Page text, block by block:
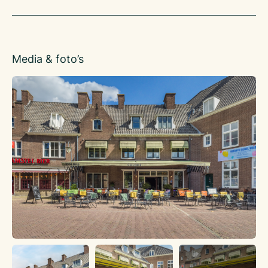
aandacht aan vegetarische, veganistische en glutenvrije
keuken en gastvrije bediening, maakt Colors World Food
geliefd bij zowel studenten en internationale bezoekers als
gezinnen en vaste gasten uit de regio.
De kleurrijke inrichting en het ruime terras versterken de
internationale uitstraling en maken het restaurant geschikt
voor zowel een intiem diner als grotere gezelschappen.
Het terras beschikt over ca. 60 zitplaatsen en heeft als groot
pluspunt dat er bijna de hele dag zon aanwezig is, waardoor
het een geliefde plek is voor lunch, diner en borrel.
Colors World Food is geopend van donderdag tot en met
maandag van 11:00 tot 22:00 uur (keuken tot 21:00 uur) en
gesloten op dinsdag en woensdag.
Dankzij deze ruime openingstijden kunnen gasten vrijwel de
hele week terecht voor lunch, diner of een ontspannen
Media & foto’s